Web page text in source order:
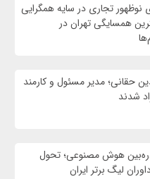
تجاری در سایه همگرایی
همسایگی تهران در
حقانی؛ مدیر مسئول و کارمند
شدند
هوش مصنوعی؛ تحول
لیگ برتر ایران